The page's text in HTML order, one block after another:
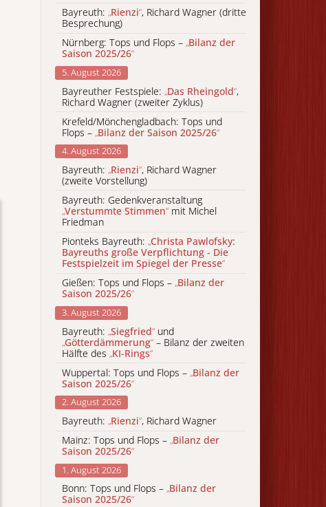
Bayreuth: „Rienzi“, Richard Wagner (dritte
Besprechung)
Nürnberg: Tops und Flops – „Bilanz der
Saison 2025/26“
5. August 2026
Bayreuther Festspiele: „Das Rheingold“,
Richard Wagner (zweiter Zyklus)
Krefeld/Mönchengladbach: Tops und
Flops – „Bilanz der Saison 2025/26“
4. August 2026
Bayreuth: „Rienzi“, Richard Wagner
(zweite Vorstellung)
Bayreuth: Gedenkveranstaltung
„Verstummte Stimmen“ mit Michel
Friedman
Pionteks Bayreuth: „Christa Pawlofsky:
Bayreuths große Verpflichtung - Die
Festspielzeit im Spiegel der Presse“
Gießen: Tops und Flops – „Bilanz der
Saison 2025/26“
3. August 2026
Bayreuth: „Siegfried“ und
„Götterdämmerung“ – Bilanz der zweiten
Hälfte des „KI-Rings“
Wuppertal: Tops und Flops – „Bilanz der
Saison 2025/26“
2. August 2026
Bayreuth: „Rienzi“, Richard Wagner
Mainz: Tops und Flops – „Bilanz der
Saison 2025/26“
1. August 2026
Bonn: Tops und Flops – „Bilanz der
Saison 2025/26“